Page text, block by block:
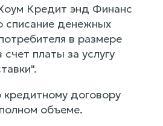
Кредит энд Финанс
списание денежных
в размере
платы за услугу
договору
объеме.